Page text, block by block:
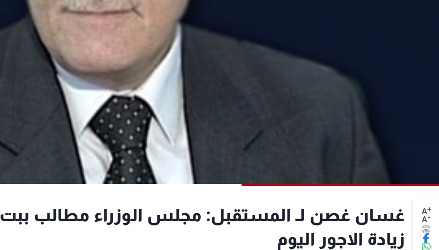
A+
A-
غسان غصن لـ المستقبل: مجلس الوزراء مطالب ببت
زيادة الاجور اليوم